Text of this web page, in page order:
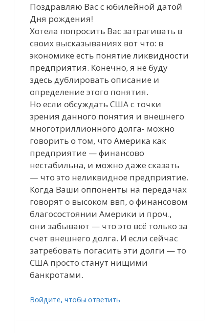
Поздравляю Вас с юбилейной датой
Дня рождения!
Хотела попросить Вас затрагивать в
своих высказываниях вот что: в
экономике есть понятие ликвидности
предприятия. Конечно, я не буду
здесь дублировать описание и
определение этого понятия.
Но если обсуждать США с точки
зрения данного понятия и внешнего
многотриллионного долга- можно
говорить о том, что Америка как
предприятие — финансово
нестабильна, и можно даже сказать
— что это неликвидное предприятие.
Когда Ваши оппоненты на передачах
говорят о высоком ввп, о финансовом
благосостоянии Америки и проч.,
они забывают — что это всё только за
счет внешнего долга. И если сейчас
затребовать погасить эти долги — то
США просто станут нищими
банкротами.
Войдите, чтобы ответить